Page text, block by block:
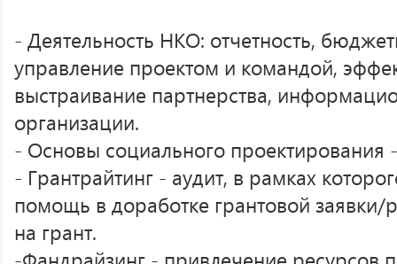
- Деятельность НКО: отчетность,
управление проектом и командой,
выстраивание партнерства,
организации.
- Основы социального проектирования
- Грантрайтинг - аудит, в рамках
помощь в доработке грантовой заявки/
на грант.